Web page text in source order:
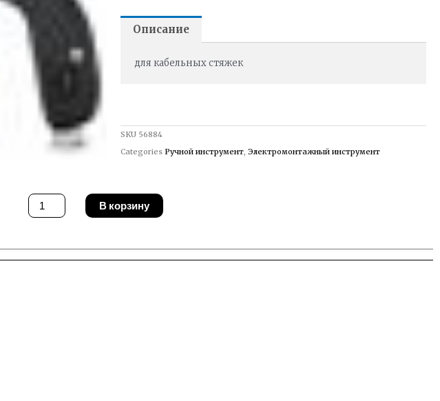
Описание
для кабельных стяжек
SKU 56884
Categories Ручной инструмент, Электромонтажный инструмент
Количество
товара
Щипцы
UNIFOX-
CT
В корзину